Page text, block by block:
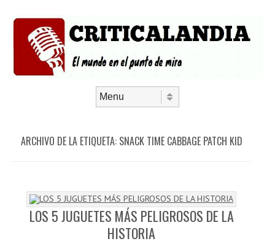
ARCHIVO DE LA ETIQUETA: SNACK TIME CABBAGE PATCH KID
LOS 5 JUGUETES MÁS PELIGROSOS DE LA
HISTORIA